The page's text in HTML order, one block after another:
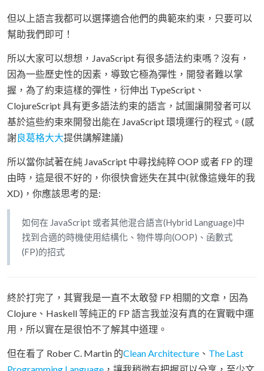
但以上語言我都可以選擇適合他們的典範來約束，只要可以
幫助我們即可！
所以大家可以想想，JavaScript 有很多語法約束嗎？沒有，
因為一些歷史性的因素，導致它極為彈性，開發者難以掌
握，為了約束這樣的彈性，衍伸出 TypeScript、
ClojureScript 具有更多語法約束的語言，試圖讓開發者可以
基於這些約束來開發出能在 JavaScript 環境運行的程式。(感
謝良葛格大大提供講解建議)
所以當你試著在純 JavaScript 中尋找純粹 OOP 或者 FP 的理
由時，這是很不好的，你很快會迷失在其中(就像這幾年的我
XD)，你應該思考的是:
如何在 JavaScript 或者其他混合語言(Hybrid Language)中
找到合適的時機使用結構化、物件導向(OOP)、函數式
(FP)的招式
終於打完了，其實我是一直不太敢發 FP 相關的文章，因為
Clojure、Haskell 等純正的 FP 語言我並沒有真的在實戰中運
用，所以實在是很怕不了解其中道理。
但在看了 Rober C. Martin 的Clean Architecture 、 The Last